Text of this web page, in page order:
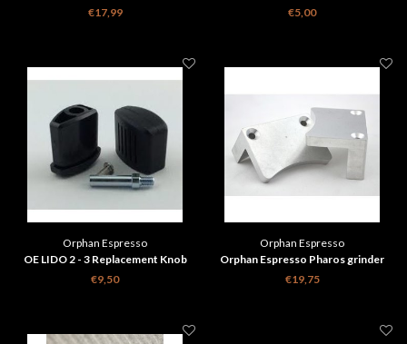
voor opvangen koffie/ Rocks
€17,99
€5,00
Orphan Espresso
OE LIDO 2 - 3 Replacement Knob
Assembly
€9,50
Orphan Espresso
Orphan Espresso Pharos grinder
bench dog 1pcs
€19,75